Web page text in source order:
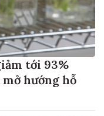
tới 93%
hướng hỗ